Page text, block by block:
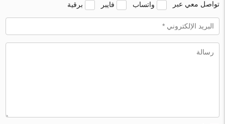
تواصل معي عبر واتساب فايبر برقية